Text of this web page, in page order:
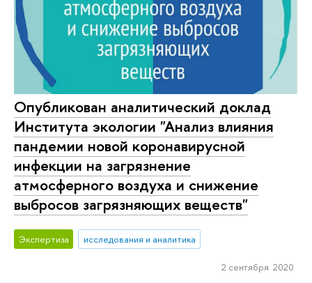
Опубликован аналитический доклад
Института экологии "Анализ влияния
пандемии новой коронавирусной
инфекции на загрязнение
атмосферного воздуха и снижение
выбросов загрязняющих веществ"
Экспертиза исследования и аналитика
2 сентября 2020